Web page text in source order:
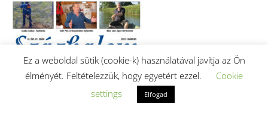
Ez a weboldal sütik (cookie-k) használatával javítja az Ön
élményét. Feltételezzük, hogy egyetért ezzel.
Cookie
settings
Elfogad